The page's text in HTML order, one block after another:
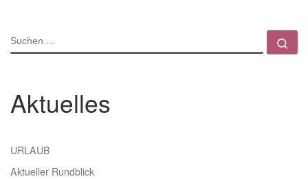
SUCHE
Aktuelles
URLAUB
Aktueller Rundblick